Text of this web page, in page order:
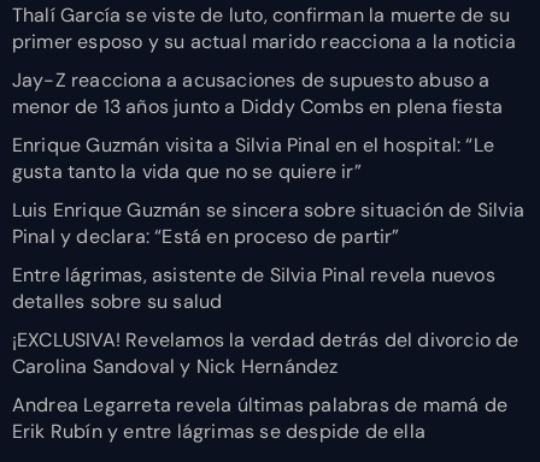
Thalí García se viste de luto, confirman la muerte de su
primer esposo y su actual marido reacciona a la noticia
Jay-Z reacciona a acusaciones de supuesto abuso a
menor de 13 años junto a Diddy Combs en plena fiesta
Enrique Guzmán visita a Silvia Pinal en el hospital: “Le
gusta tanto la vida que no se quiere ir”
Luis Enrique Guzmán se sincera sobre situación de Silvia
Pinal y declara: “Está en proceso de partir”
Entre lágrimas, asistente de Silvia Pinal revela nuevos
detalles sobre su salud
¡EXCLUSIVA! Revelamos la verdad detrás del divorcio de
Carolina Sandoval y Nick Hernández
Andrea Legarreta revela últimas palabras de mamá de
Erik Rubín y entre lágrimas se despide de ella